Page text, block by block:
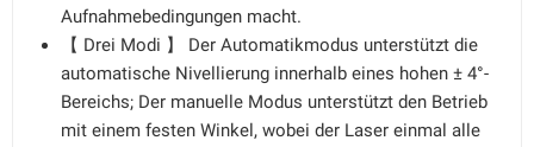
Aufnahmebedingungen macht.
【 Drei Modi 】 Der Automatikmodus unterstützt die
automatische Nivellierung innerhalb eines hohen ± 4°-
Bereichs; Der manuelle Modus unterstützt den Betrieb
mit einem festen Winkel, wobei der Laser einmal alle